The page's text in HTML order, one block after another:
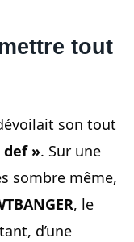
tout
son tout
def ». Sur une
sombre même,
, le
d’une